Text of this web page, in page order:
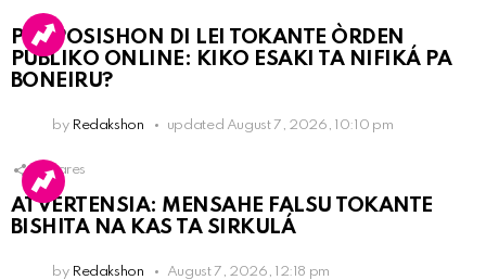
PROPOSISHON DI LEI TOKANTE ÒRDEN
PÚBLIKO ONLINE: KIKO ESAKI TA NIFIKÁ PA
BONEIRU?
by Redakshon updated August 7, 2026, 10:10 pm
Shares
ATVERTENSIA: MENSAHE FALSU TOKANTE
BISHITA NA KAS TA SIRKULÁ
by Redakshon August 7, 2026, 12:18 pm